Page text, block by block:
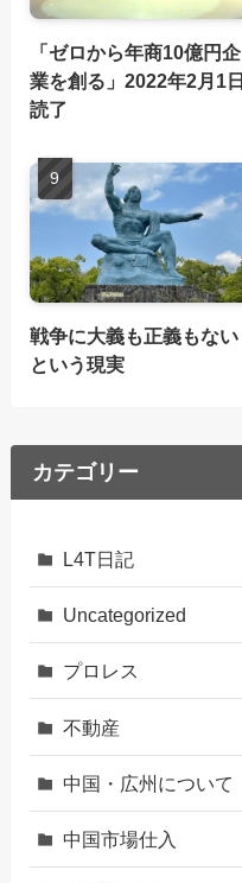
「ゼロから年商10億円企
業を創る」2022年2月1日
読了
戦争に大義も正義もない
という現実
カテゴリー
L4T日記
Uncategorized
プロレス
不動産
中国・広州について
中国市場仕入